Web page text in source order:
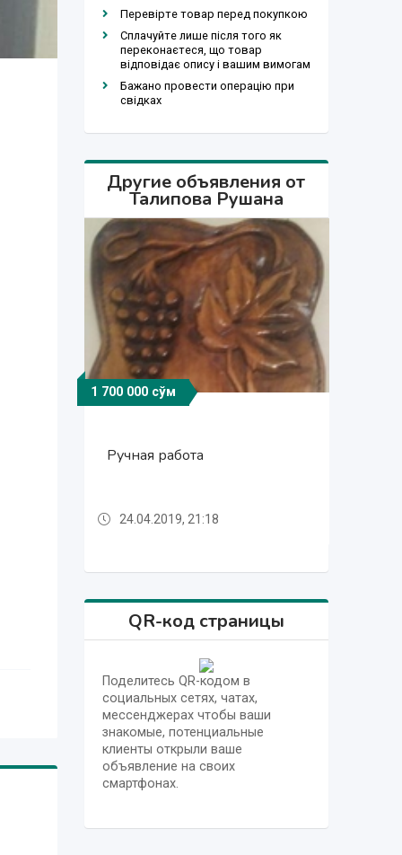
Перевірте товар перед покупкою
Сплачуйте лише після того як
переконаєтеся, що товар
відповідає опису і вашим вимогам
Бажано провести операцію при
свідках
Другие объявления от
Талипова Рушана
900 000 сўм
24.04.2019, 21:10
1 700 000 сўм
24.04.2019, 21:18
900 000 сўм
24.04.2019, 21:10
1 700 000 сўм
Ручная работа
24.04.2019, 21:18
QR-код страницы
Поделитесь QR-кодом в
социальных сетях, чатах,
мессенджерах чтобы ваши
знакомые, потенциальные
клиенты открыли ваше
объявление на своих
смартфонах.